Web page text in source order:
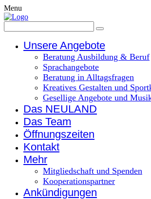
Menu
Unsere Angebote
Beratung Ausbildung & Beruf
Sprachangebote
Beratung in Alltagsfragen
Kreatives Gestalten und
Gesellige Angebote und
Das NEULAND
Das Team
Öffnungszeiten
Kontakt
Mehr
Mitgliedschaft und Spenden
Kooperationspartner
Ankündigungen